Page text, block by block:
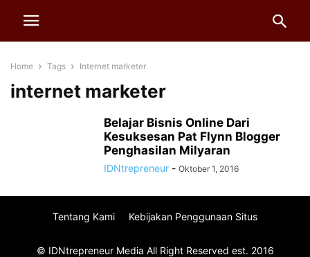
Home Tags Internet marketer
internet marketer
Belajar Bisnis Online Dari
Kesuksesan Pat Flynn Blogger
Penghasilan Milyaran
IDNtrepreneur - Oktober 1, 2016
Tentang Kami Kebijakan Penggunaan Situs
© IDNtrepreneur Media All Right Reserved est. 2016